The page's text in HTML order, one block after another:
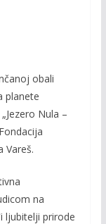
obali
planete
Nula –
Vareš.
na
ljubitelji prirode